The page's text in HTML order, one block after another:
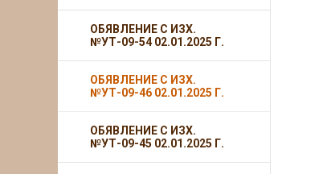
ОБЯВЛЕНИЕ С ИЗХ.
№УТ-09-54 02.01.2025 Г.
ОБЯВЛЕНИЕ С ИЗХ.
№УТ-09-46 02.01.2025 Г.
ОБЯВЛЕНИЕ С ИЗХ.
№УТ-09-45 02.01.2025 Г.